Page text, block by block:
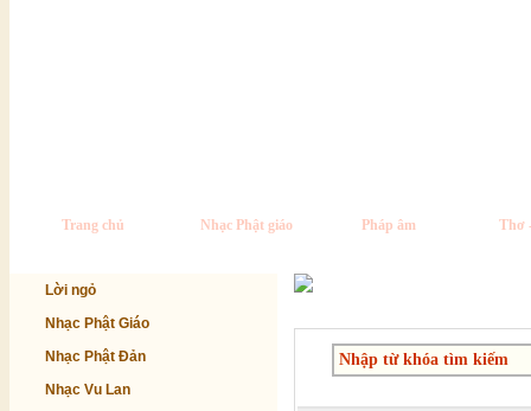
Trang chủ Nhạc Phật giáo Pháp âm Thơ
Lời ngỏ
Nhạc Phật Giáo
Nhạc Phật Đản
Nhạc Vu Lan